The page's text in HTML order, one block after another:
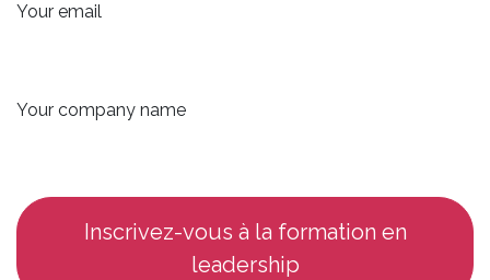
Your email
Your company name
Inscrivez-vous à la formation en
leadership